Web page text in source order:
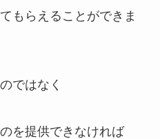
もらえることができま
ではなく
を提供できなければ